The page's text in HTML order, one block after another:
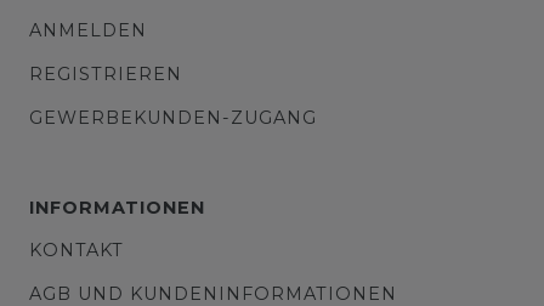
ANMELDEN
REGISTRIEREN
GEWERBEKUNDEN-ZUGANG
INFORMATIONEN
KONTAKT
AGB UND KUNDENINFORMATIONEN